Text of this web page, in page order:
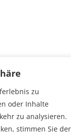
zu
oder Inhalte
zu analysieren.
stimmen Sie der